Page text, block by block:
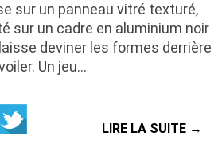
sur un panneau vitré texturé,
sur un cadre en aluminium noir
deviner les formes derrière
Un jeu…
LIRE LA SUITE →